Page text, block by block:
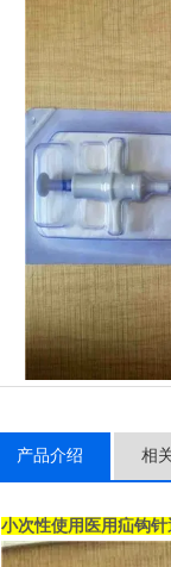
产品介绍 相
小次性使用医用疝钩